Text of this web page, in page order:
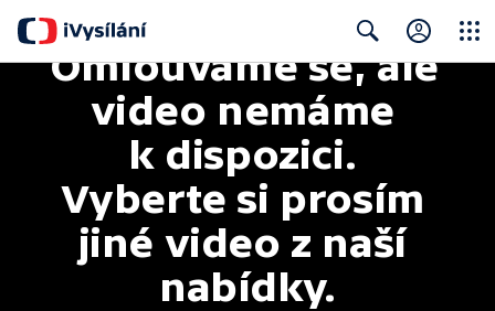
Search
Omlouváme se, ale
video nemáme
k dispozici.
Vyberte si prosím
jiné video z naší
nabídky.